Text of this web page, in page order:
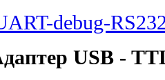
USB -